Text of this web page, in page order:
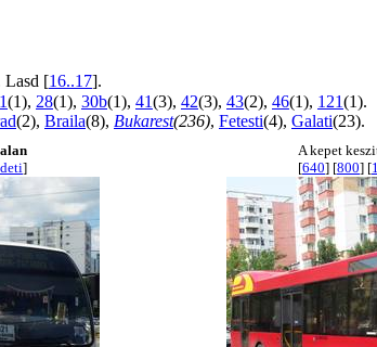
Lasd [16..17].
1(1), 28(1), 30b(1), 41(3), 42(3), 43(2), 46(1), 121(1).
(2), Braila(8), Bukarest(236), Fetesti(4), Galati(23).
]
A kepet
[640] [800] [